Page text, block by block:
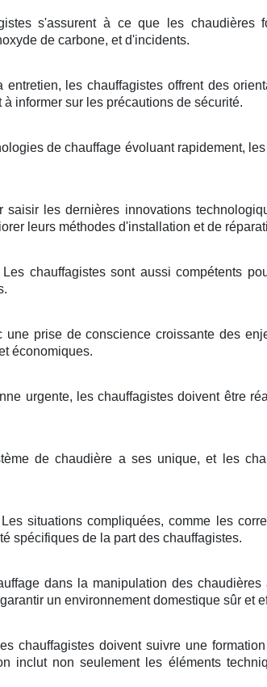
s'assurent à ce que les chaudières
de carbone, et d'incidents.
les chauffagistes offrent des
informer sur les précautions de sécurité.
de chauffage évoluant rapidement,
saisir les dernières innovations
leurs méthodes d'installation et de
Les chauffagistes sont aussi compétents
prise de conscience croissante des
économiques.
urgente, les chauffagistes doivent être
de chaudière a ses unique, et les
situations compliquées, comme les
spécifiques de la part des chauffagistes.
dans la manipulation des
un environnement domestique sûr et
chauffagistes doivent suivre une
inclut non seulement les éléments